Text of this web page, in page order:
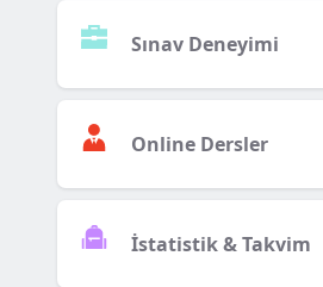
Sınav Deneyimi
Online Dersler
İstatistik & Takvim